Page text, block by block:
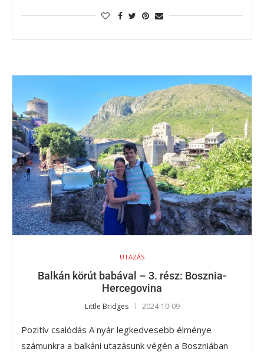
UTAZÁS
Balkán körút babával – 3. rész: Bosznia-
Hercegovina
Little Bridges 2024-10-09
Pozitív csalódás A nyár legkedvesebb élménye
számunkra a balkáni utazásunk végén a Boszniában